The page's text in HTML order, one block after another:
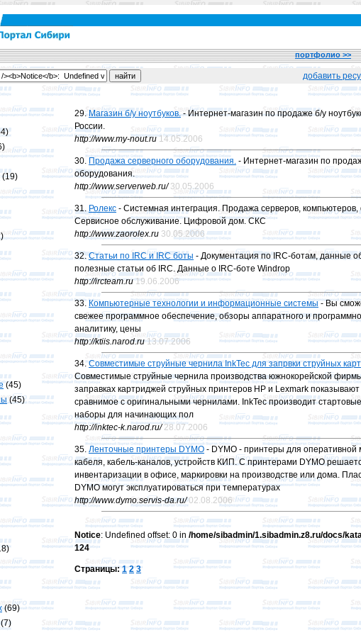
портфолио >>
добавить
(19)
(45)
(45)
(69)
29.Магазин б/у ноутбуков.- Интернет-магазин по продаже б/у
России.
http://www.my-nout.ru 14.05.2006
30. Продажа серверного оборудования. - Интернет-магазин по
оборудования.
http://www.serverweb.ru/ 30.05.2006
31. Ролекс - Системная интеграция. Продажа серверов, компьютеров,
Сервисное обслуживание. Цифровой дом. СКС
http://www.zaorolex.ru 30.05.2006
32.Cтатьи по IRC и IRC боты - Документация по IRC-ботам, данные
полезные статьи об IRC. Данные о IRC-боте Windrop
http://ircteam.ru 19.06.2006
33.Компьютерные технологии и информационные системы- Вы
свежее программное обеспечение, обзоры аппаратного и
аналитику, цены
http://ktiis.narod.ru 13.07.2006
34.Совместимые струйные чернила InkTec для запрвки струйных
Совместимые струйные чернила производства южнокорейской
заправках картриджей струйных принтеров HP и Lexmark показывают
сравнимое с оригинальными чернилами. InkTec производит
наборы для начинающих пол
http://inktec-k.narod.ru/ 28.07.2006
35. Ленточные принтеры DYMO - DYMO - принтеры для оперативной
кабеля, кабель-каналов, устройств КИП. С принтерами DYMO
инвентаризации в офисе, маркировки на производстве или дома.
DYMO могут эксплуатироваться при температурах
http://www.dymo.servis-da.ru/ 02.08.2006
Notice: Undefined offset: 0 in /home/sibadmin/1.sibadmin.z8.ru/docs/
124
Страницы:1 2 3